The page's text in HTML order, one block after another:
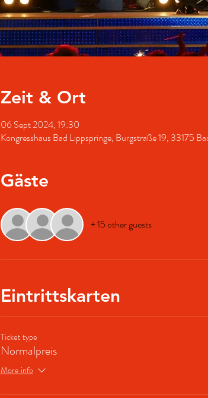
Zeit & Ort
06 Sept 2024, 19:30
Kongresshaus Bad Lippspringe, Burgstraße 19, 33175
Gäste
+ 15 other guests
Eintrittskarten
Ticket type
Normalpreis
More info